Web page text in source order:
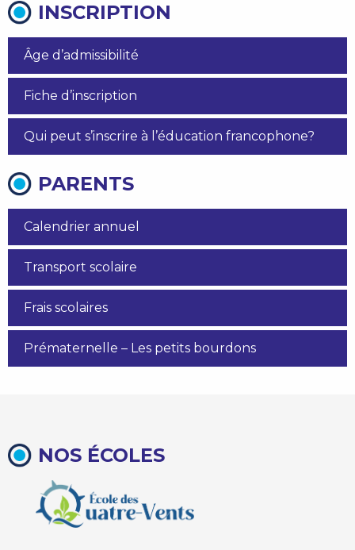
INSCRIPTION
Âge d’admissibilité
Fiche d’inscription
Qui peut s’inscrire à l’éducation francophone?
PARENTS
Calendrier annuel
Transport scolaire
Frais scolaires
Prématernelle – Les petits bourdons
NOS ÉCOLES